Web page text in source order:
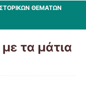
ΘΕΜΑΤΩΝ
τα μάτια